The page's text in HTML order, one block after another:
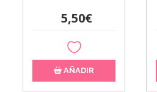
5,50€
AÑADIR